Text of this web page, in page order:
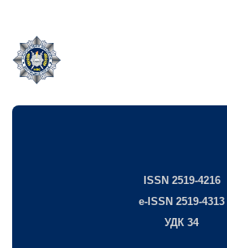
ISSN 2519-4216
e-ISSN 2519-4313
УДК 34